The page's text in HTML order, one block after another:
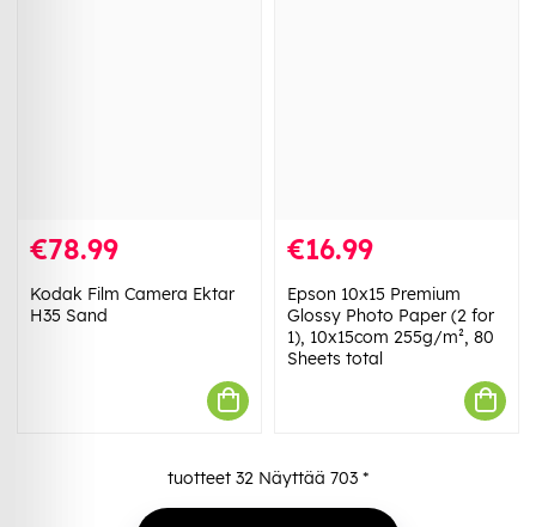
€78.99
Kodak Film Camera Ektar
H35 Sand
€16.99
Epson 10x15 Premium
Glossy Photo Paper (2 for
1), 10x15com 255g/m², 80
Sheets total
tuotteet 32 Näyttää 703 *